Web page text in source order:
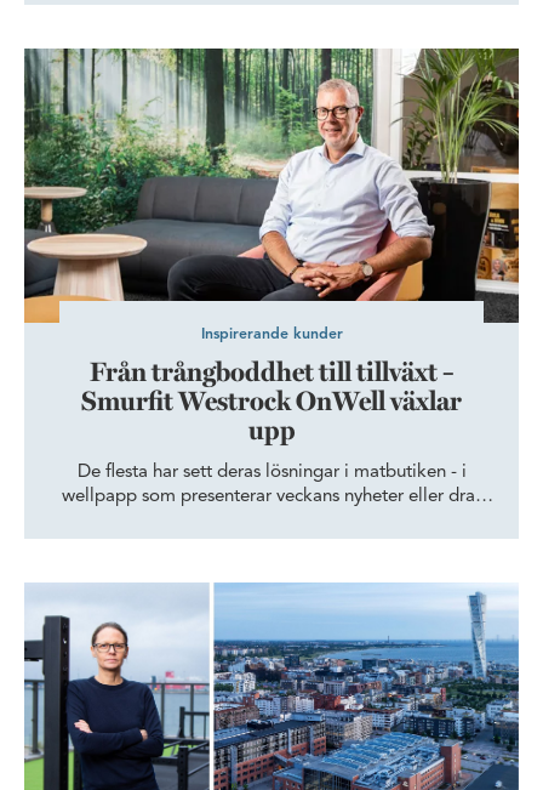
Från trångboddhet till tillväxt – Smurfit Westrock OnWell växlar
Inspirerande kunder
Från trångboddhet till tillväxt –
Smurfit Westrock OnWell växlar
upp
De flesta har sett deras lösningar i matbutiken - i
wellpapp som presenterar veckans nyheter eller drar
Framtidens poliser utbildas i toppmoderna Dockan-lokaler